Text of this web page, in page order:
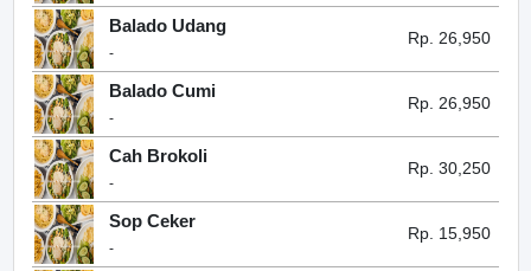
Balado Udang
-
Rp. 26,950
Balado Cumi
-
Rp. 26,950
Cah Brokoli
-
Rp. 30,250
Sop Ceker
-
Rp. 15,950